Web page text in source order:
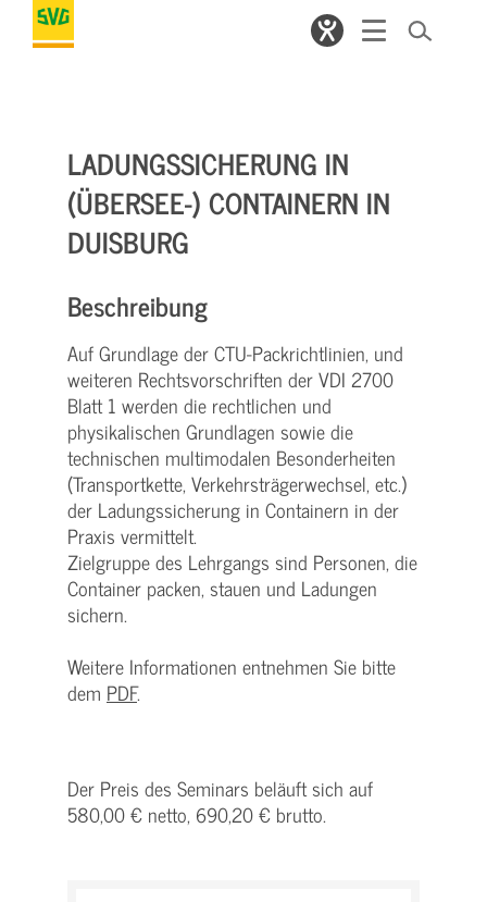
LADUNGSSICHERUNG IN
(ÜBERSEE-) CONTAINERN IN
DUISBURG
Beschreibung
Auf Grundlage der CTU-Packrichtlinien, und
weiteren Rechtsvorschriften der VDI 2700
Blatt 1 werden die rechtlichen und
physikalischen Grundlagen sowie die
technischen multimodalen Besonderheiten
(Transportkette, Verkehrsträgerwechsel, etc.)
der Ladungssicherung in Containern in der
Praxis vermittelt.
Zielgruppe des Lehrgangs sind Personen, die
Container packen, stauen und Ladungen
sichern.
Weitere Informationen entnehmen Sie bitte
dem PDF.
Der Preis des Seminars beläuft sich auf
580,00 € netto, 690,20 € brutto.